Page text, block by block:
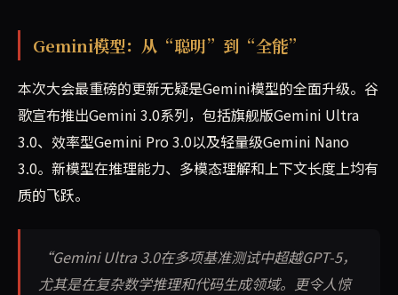
Gemini模型：从“聪明”到“全能”
本次大会最重磅的更新无疑是Gemini模型的全面升级。谷
歌宣布推出Gemini 3.0系列，包括旗舰版Gemini Ultra
3.0、效率型Gemini Pro 3.0以及轻量级Gemini Nano
3.0。新模型在推理能力、多模态理解和上下文长度上均有
质的飞跃。
“Gemini Ultra 3.0在多项基准测试中超越GPT-5，
尤其是在复杂数学推理和代码生成领域。更令人惊